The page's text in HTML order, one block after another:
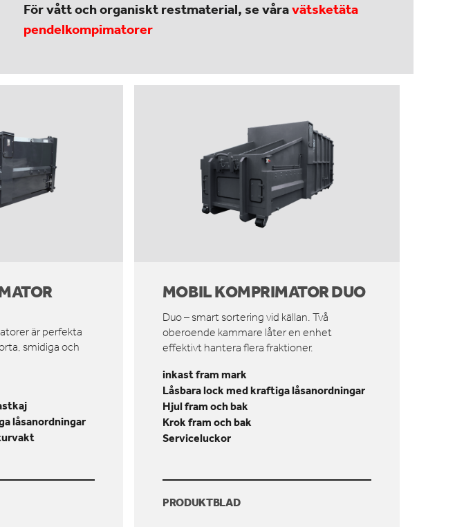
För vått och organiskt restmaterial, se våravätsketäta
pendelkompimatorer
är perfekta
smidiga och
låsanordningar
MOBIL KOMPRIMATOR DUO
Duo – smart sortering vid källan. Två
oberoende kammare låter en enhet
effektivt hantera flera fraktioner.
inkast fram mark
Låsbara lock med kraftiga låsanordningar
Hjul fram och bak
Krok fram och bak
Serviceluckor
PRODUKTBLAD